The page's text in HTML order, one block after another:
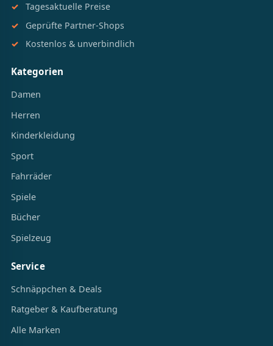
Tagesaktuelle Preise
Geprüfte Partner-Shops
Kostenlos & unverbindlich
Kategorien
Damen
Herren
Kinderkleidung
Sport
Fahrräder
Spiele
Bücher
Spielzeug
Service
Schnäppchen & Deals
Ratgeber & Kaufberatung
Alle Marken